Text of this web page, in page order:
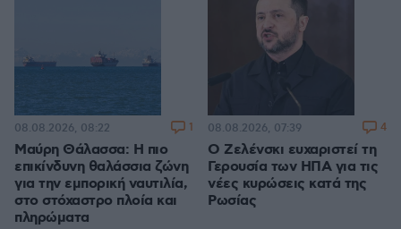
Μαύρη Θάλασσα: Η πιο
επικίνδυνη θαλάσσια ζώνη
για την εμπορική ναυτιλία,
στο στόχαστρο πλοία και
πληρώματα
08.08.2026, 08:22 1
Ο Ζελένσκι ευχαριστεί τη
Γερουσία των ΗΠΑ για τις
νέες κυρώσεις κατά της
Ρωσίας
08.08.2026, 07:39 4